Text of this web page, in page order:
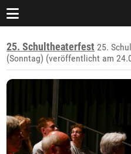
25. Schultheaterfest 25.
(Sonntag) (veröffentlicht am